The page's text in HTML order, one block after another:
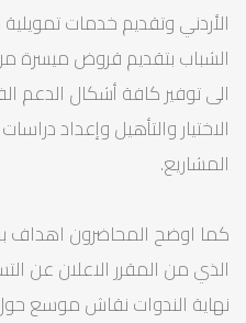
الأردني وتقديم خدمات
الشباب بتقديم قروض ميسرة
الى توفير كافة أشكال الدعم
الاختيار والتأهيل وإعداد
المشاريع.
كما اوضح المحاضرون اهداف
الذي من المقرر الاعلان عن
نهاية الندوات نقاش موسع